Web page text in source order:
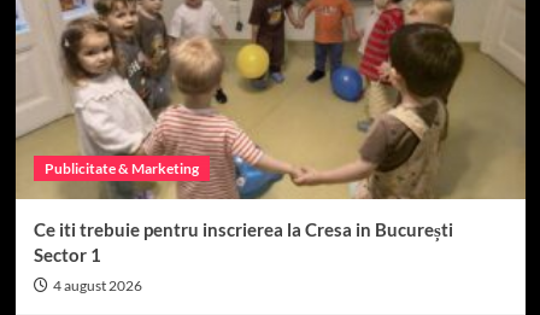
Publicitate & Marketing
Ce iti trebuie pentru inscrierea la Cresa in București
Sector 1
4 august 2026